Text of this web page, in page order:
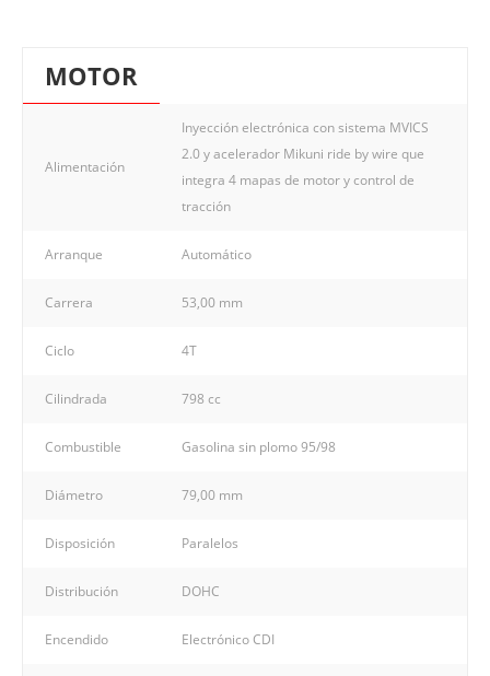
MOTOR
Alimentación
Inyección electrónica con sistema MVICS
2.0 y acelerador Mikuni ride by wire que
integra 4 mapas de motor y control de
tracción
Arranque Automático
Carrera 53,00 mm
Ciclo 4T
Cilindrada 798 cc
Combustible Gasolina sin plomo 95/98
Diámetro 79,00 mm
Disposición Paralelos
Distribución DOHC
Encendido Electrónico CDI